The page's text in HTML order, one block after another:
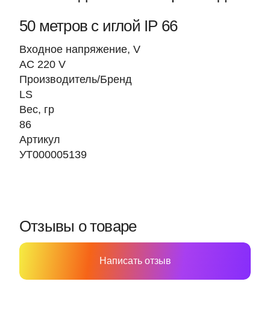
50 метров с иглой IP 66
Входное напряжение, V
AC 220 V
Производитель/Бренд
LS
Вес, гр
86
Артикул
УТ000005139
Отзывы о товаре
Написать отзыв